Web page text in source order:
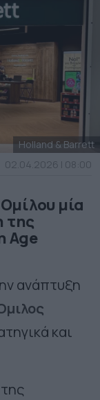
Holland & Barrett
02.04.2026 | 08:00
μία
της
Age
ανάπτυξη
και